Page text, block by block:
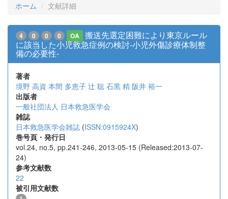
ホーム 文献詳細
4 0 0 0 OA
搬送先選定困難により東京ルール
に該当した小児救急症例の検討-小児外傷診療体制整
備の必要性-
著者
境野 高資 本間 多恵子 辻 聡 石黒 精 阪井 裕一
出版者
一般社団法人 日本救急医学会
雑誌
日本救急医学会雑誌 (ISSN:0915924X)
巻号頁・発行日
vol.24, no.5, pp.241-246, 2013-05-15 (Released:2013-07-
24)
参考文献数
22
被引用文献数